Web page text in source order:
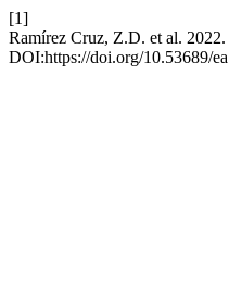
[1]
Ramírez Cruz, Z.D. et al. 2022.
DOI:https://doi.org/10.53689/